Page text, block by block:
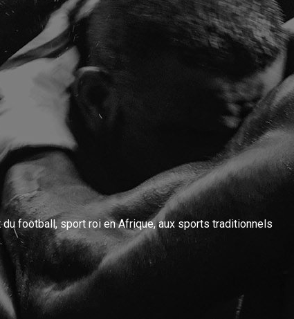
football, sport roi en Afrique, aux sports traditionnels